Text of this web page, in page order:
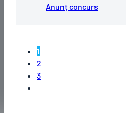
Anunț concurs
1
2
3